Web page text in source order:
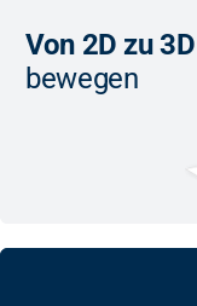
Von 2D zu 3D
bewegen